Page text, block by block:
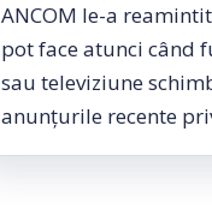
ANCOM le-a
pot face atunci când
sau televiziune
anunțurile recente